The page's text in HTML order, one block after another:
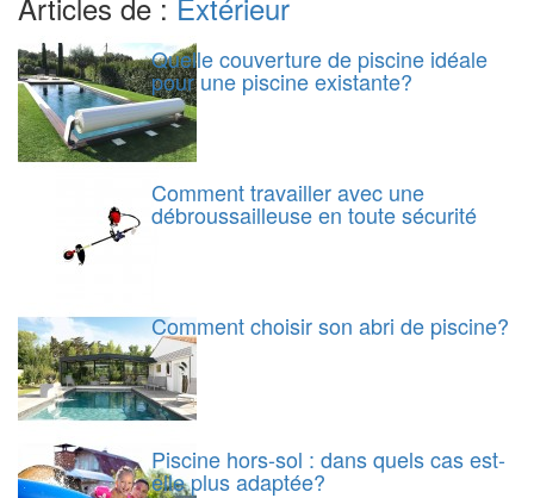
Quelle couverture de piscine idéale
pour une piscine existante?
Comment travailler avec une
débroussailleuse en toute sécurité
Comment choisir son abri de piscine?
Piscine hors-sol : dans quels cas est-
elle plus adaptée?